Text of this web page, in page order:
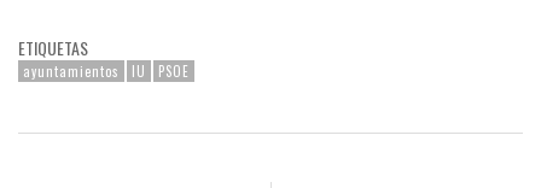
ETIQUETAS
ayuntamientos IU PSOE